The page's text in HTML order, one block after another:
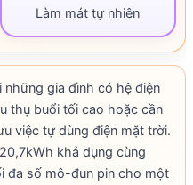
Làm mát tự nhiên
những gia đình có hệ điện
thụ buổi tối cao hoặc cần
việc tự dùng điện mặt trời.
khả dụng cùng
đa số mô-đun pin cho một